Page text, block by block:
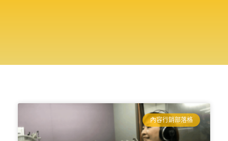
內容行銷部落格